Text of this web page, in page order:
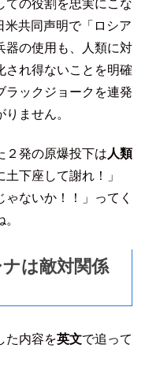
ての役割を忠実にこな
共同声明で「ロシア
器の使用も、人類に対
され得ないことを明確
ラックジョークを連発
ません。
２発の原爆投下は 人類
下座して謝れ！」
ゃないか！！」ってく
は敵対関係
た内容を英文で追って